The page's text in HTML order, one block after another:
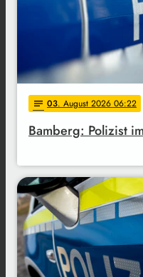
notes 03. August 2026 06:22
Bamberg: Polizist